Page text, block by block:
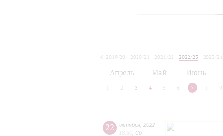
2019/20 2020/21 2021/22 2022/23
2023/24
Апрель Май Июнь
2 3 4 5 6 7 8 9
22 октября 2022
18:30 Сб